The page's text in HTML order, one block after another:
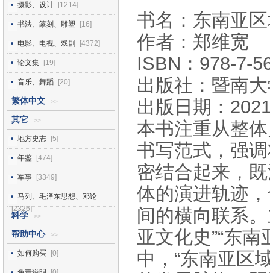
摄影、设计 [1214]
书法、篆刻、雕塑 [16]
电影、电视、戏剧 [4372]
论文集 [19]
音乐、舞蹈 [20]
繁体中文 >>
其它 >>
地方史志 [5]
年鉴 [474]
军事 [3349]
马列、毛泽东思想、邓论
[2326]
科学 >>
帮助中心 >>
如何购买 [0]
书名：东南亚
作者：郑维宽
ISBN：978-7-
出版社：暨南
出版日期：
本书注重从整
书写范式，强
密结合起来，
体的演进轨迹
间的横向联系
亚文化史”“东
中，“东南亚区